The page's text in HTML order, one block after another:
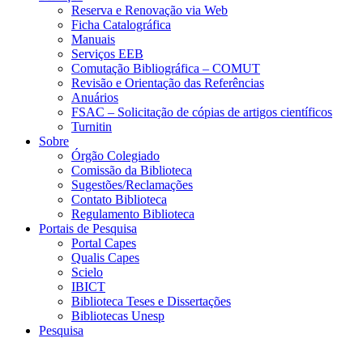
Reserva e Renovação via Web
Ficha Catalográfica
Manuais
Serviços EEB
Comutação Bibliográfica – COMUT
Revisão e Orientação das Referências
Anuários
FSAC – Solicitação de cópias de artigos científicos
Turnitin
Sobre
Órgão Colegiado
Comissão da Biblioteca
Sugestões/Reclamações
Contato Biblioteca
Regulamento Biblioteca
Portais de Pesquisa
Portal Capes
Qualis Capes
Scielo
IBICT
Biblioteca Teses e Dissertações
Bibliotecas Unesp
Pesquisa